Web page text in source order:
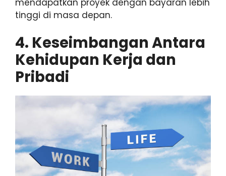
tinggi di masa depan.
4. Keseimbangan Antara
Kehidupan Kerja dan
Pribadi